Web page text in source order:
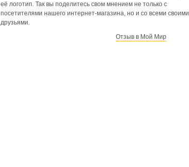
её логотип. Так вы поделитесь свом мнением не только с
посетителями нашего интернет-магазина, но и со всеми своими
друзьями.
Отзыв в Мой Мир